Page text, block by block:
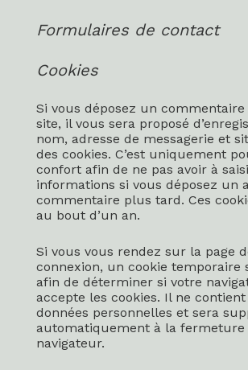
Formulaires de contact
Cookies
Si vous déposez un
site, il vous sera proposé
nom, adresse de messagerie et
des cookies. C’est uniquement
confort afin de ne pas avoir à
informations si vous déposez un
commentaire plus tard. Ces
au bout d’un an.
Si vous vous rendez sur la page
connexion, un cookie temporaire
afin de déterminer si votre
accepte les cookies. Il ne contient
données personnelles et sera
automatiquement à la fermeture
navigateur.